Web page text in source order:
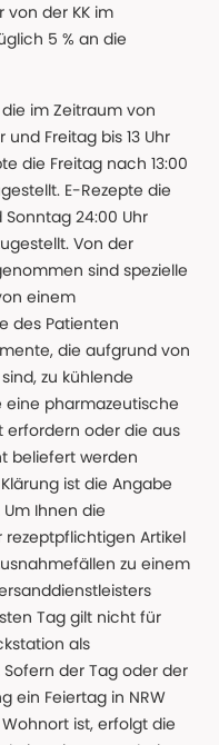
von der KK im
5 % an die
im Zeitraum von
Freitag bis 13 Uhr
die Freitag nach 13:00
E-Rezepte die
24:00 Uhr
Von der
sind spezielle
einem
des Patienten
die aufgrund von
zu kühlende
eine pharmazeutische
erfordern oder die aus
beliefert werden
ist die Angabe
Ihnen die
Artikel
zu einem
Tag gilt nicht für
als
der Tag oder der
ein Feiertag in NRW
ist, erfolgt die